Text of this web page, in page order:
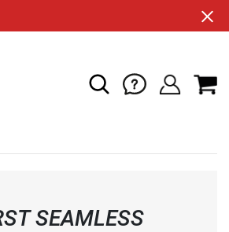
SEAMLESS